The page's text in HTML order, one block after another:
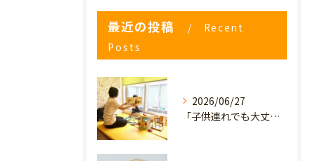
最近の投稿
Recent
Posts
2026/06/27
「子供連れでも大丈夫？」産後の腰痛・体型崩れに悩むママが、プライミー鍼灸整骨院を選ぶ3つの理由